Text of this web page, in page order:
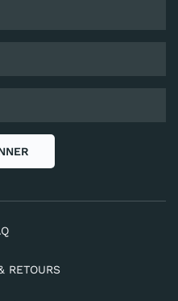
RETOURS